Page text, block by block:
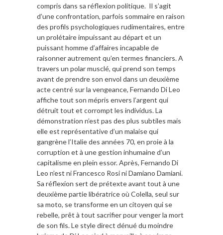
compris dans sa réflexion politique. Il s’agit
d’une confrontation, parfois sommaire en raison
des profils psychologiques rudimentaires, entre
un prolétaire impuissant au départ et un
puissant homme d’affaires incapable de
raisonner autrement qu’en termes financiers. A
travers un polar musclé, qui prend son temps
avant de prendre son envol dans un deuxième
acte centré sur la vengeance, Fernando Di Leo
affiche tout son mépris envers l’argent qui
détruit tout et corrompt les individus. La
démonstration n’est pas des plus subtiles mais
elle est représentative d’un malaise qui
gangrène l’Italie des années 70, en proie à la
corruption et à une gestion inhumaine d’un
capitalisme en plein essor. Après, Fernando Di
Leo n’est ni Francesco Rosi ni Damiano Damiani.
Sa réflexion sert de prétexte avant tout à une
deuxième partie libératrice où Colella, seul sur
sa moto, se transforme en un citoyen qui se
rebelle, prêt à tout sacrifier pour venger la mort
de son fils. Le style direct dénué du moindre